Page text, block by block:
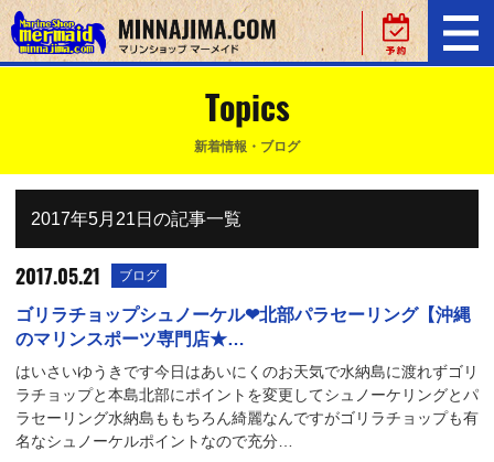
Topics
新着情報・ブログ
2017年5月21日の記事一覧
2017.05.21 ブログ
ゴリラチョップシュノーケル❤北部パラセーリング【沖縄
のマリンスポーツ専門店★…
はいさいゆうきです今日はあいにくのお天気で水納島に渡れずゴリ
ラチョップと本島北部にポイントを変更してシュノーケリングとパ
ラセーリング水納島ももちろん綺麗なんですがゴリラチョップも有
名なシュノーケルポイントなので充分…